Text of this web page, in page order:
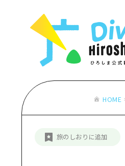
HOME
旅のしおりに追加